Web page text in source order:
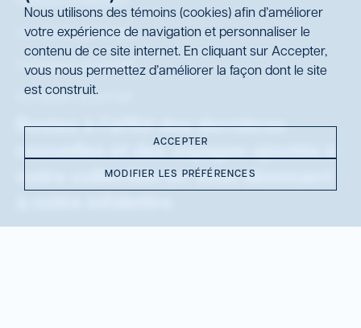
Conditions générales
Connexion au portail
Inscription au portail
Restez à l’affût des dernières
nouvelles et des voyages ajoutés à
notre collection en vous abonnant
Nous utilisons des témoins (cookies) afin d’améliorer
votre expérience de navigation et personnaliser le
contenu de ce site internet. En cliquant sur Accepter,
vous nous permettez d’améliorer la façon dont le site
est construit.
ACCEPTER
MODIFIER LES PRÉFÉRENCES